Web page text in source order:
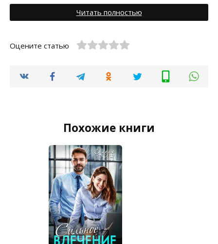
Читать полностью
Оцените статью
Похожие книги